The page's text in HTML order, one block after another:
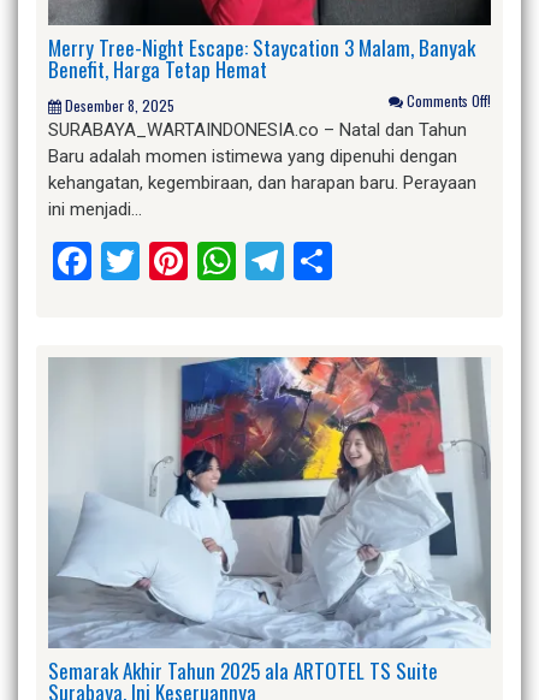
Merry Tree-Night Escape: Staycation 3 Malam, Banyak
Benefit, Harga Tetap Hemat
Desember 8, 2025 Comments Off!
SURABAYA_WARTAINDONESIA.co – Natal dan Tahun
Baru adalah momen istimewa yang dipenuhi dengan
kehangatan, kegembiraan, dan harapan baru. Perayaan
ini menjadi…
Facebook
Twitter
Pinterest
WhatsApp
Telegram
Semarak Akhir Tahun 2025 ala ARTOTEL TS Suite
Surabaya, Ini Keseruannya